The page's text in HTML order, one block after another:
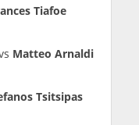
Tiafoe
Matteo Arnaldi
Tsitsipas